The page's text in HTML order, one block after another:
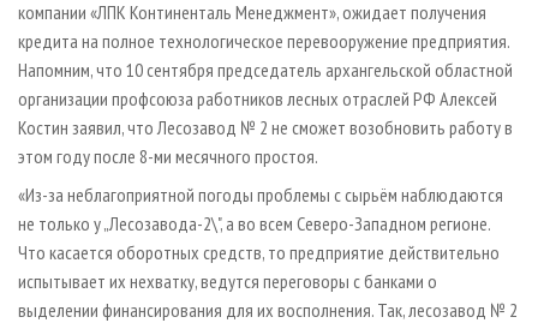
ДЕРЕВЯННОЕ ДОМОСТРОЕНИЕ
ПРОИЗВОДСТВО МЕБЕЛИ
БИОЭНЕРГЕТИКА
ЦБП
ИНСТРУМЕНТ И МАТЕРИАЛЫ
ПРИОРИТЕТНЫЕ ИНВЕСТПРОЕКТЫ
RUSSIAN FORESTRY REVIEW
ГАЗЕТА ЛЕСПРОМФОРУМ
БИБЛИОТЕКА СПЕЦИАЛИСТА
компании «ЛПК Континенталь Менеджмент», ожидает получения
кредита на полное технологическое перевооружение предприятия.
Напомним, что 10 сентября председатель архангельской областной
организации профсоюза работников лесных отраслей РФ Алексей
Костин заявил, что Лесозавод № 2 не сможет возобновить работу в
этом году после 8-ми месячного простоя.
«Из-за неблагоприятной погоды проблемы с сырьём наблюдаются
не только у „Лесозавода-2\", а во всем Северо-Западном регионе.
Что касается оборотных средств, то предприятие действительно
испытывает их нехватку, ведутся переговоры с банками о
выделении финансирования для их восполнения. Так, лесозавод № 2